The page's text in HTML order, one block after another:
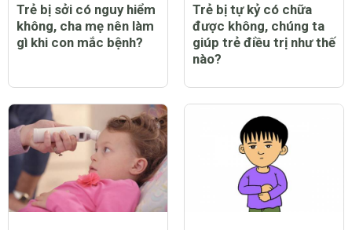
Trẻ bị sởi có nguy hiểm
không, cha mẹ nên làm
gì khi con mắc bệnh?
Trẻ bị tự kỷ có chữa
được không, chúng ta
giúp trẻ điều trị như thế
nào?